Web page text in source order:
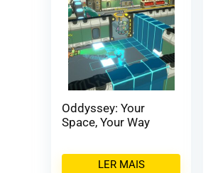
Oddyssey: Your
Space, Your Way
LER MAIS